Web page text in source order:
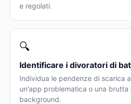
e regolati.
🔍
Identificare i divoratori di
Individua le pendenze di scarica
un'app problematica o una brutta
background.